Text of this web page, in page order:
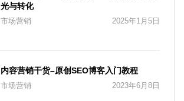
光与转化
市场营销 2025年1月5日
内容营销干货–原创SEO博客入门教程
市场营销 2023年6月8日